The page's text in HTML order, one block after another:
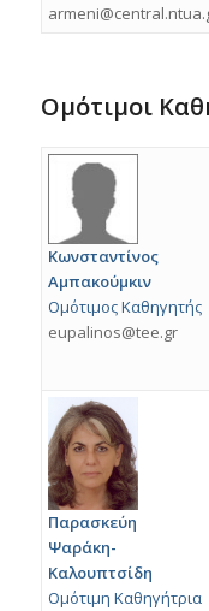
Ομότιμοι
Κωνσταντίνος
Αμπακούμκιν
Ομότιμος Καθηγητής
eupalinos@tee.gr
Παρασκεύη
Ψαράκη-
Καλουπτσίδη
Ομότιμη Καθηγήτρια